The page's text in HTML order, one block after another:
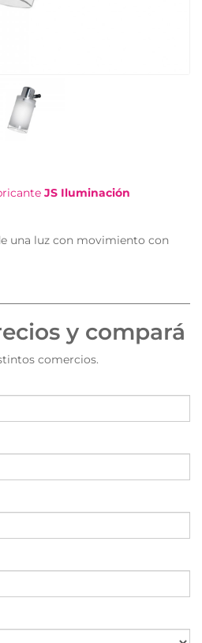
JS Iluminación
una luz con movimiento con
y compará
comercios.